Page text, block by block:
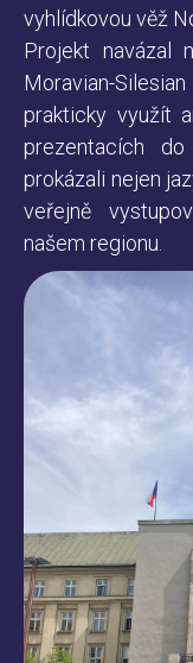
vyhlídkovou věž
Projekt navázal
Moravian-
prakticky využít
prezentacích
prokázali nejen
veřejně
našem regionu.